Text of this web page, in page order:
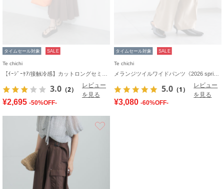
タイムセール対象 SALE
Te chichi
3.0 （2）
レビュー
を見る
¥2,695 -50%OFF-
タイムセール対象 SALE
Te chichi
5.0 （1）
レビュー
を見る
¥3,080 -60%OFF-